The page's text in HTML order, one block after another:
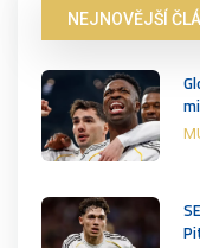
NEJNOVĚJŠÍ